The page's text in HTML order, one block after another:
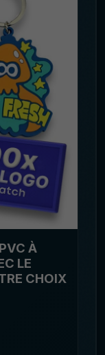
À
LE
CHOIX